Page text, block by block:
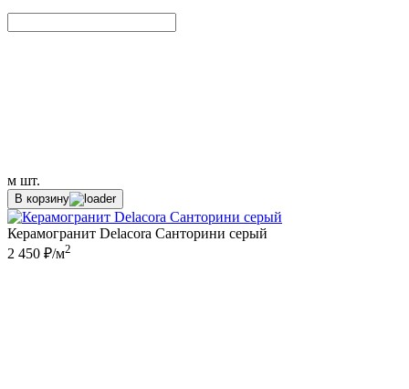
м шт.
В корзину
Керамогранит Delacora Санторини серый
2 450 ₽/м2